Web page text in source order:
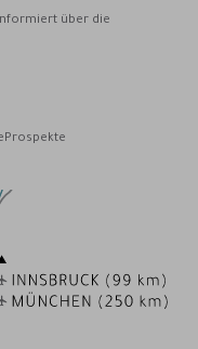
über die
Prospekte